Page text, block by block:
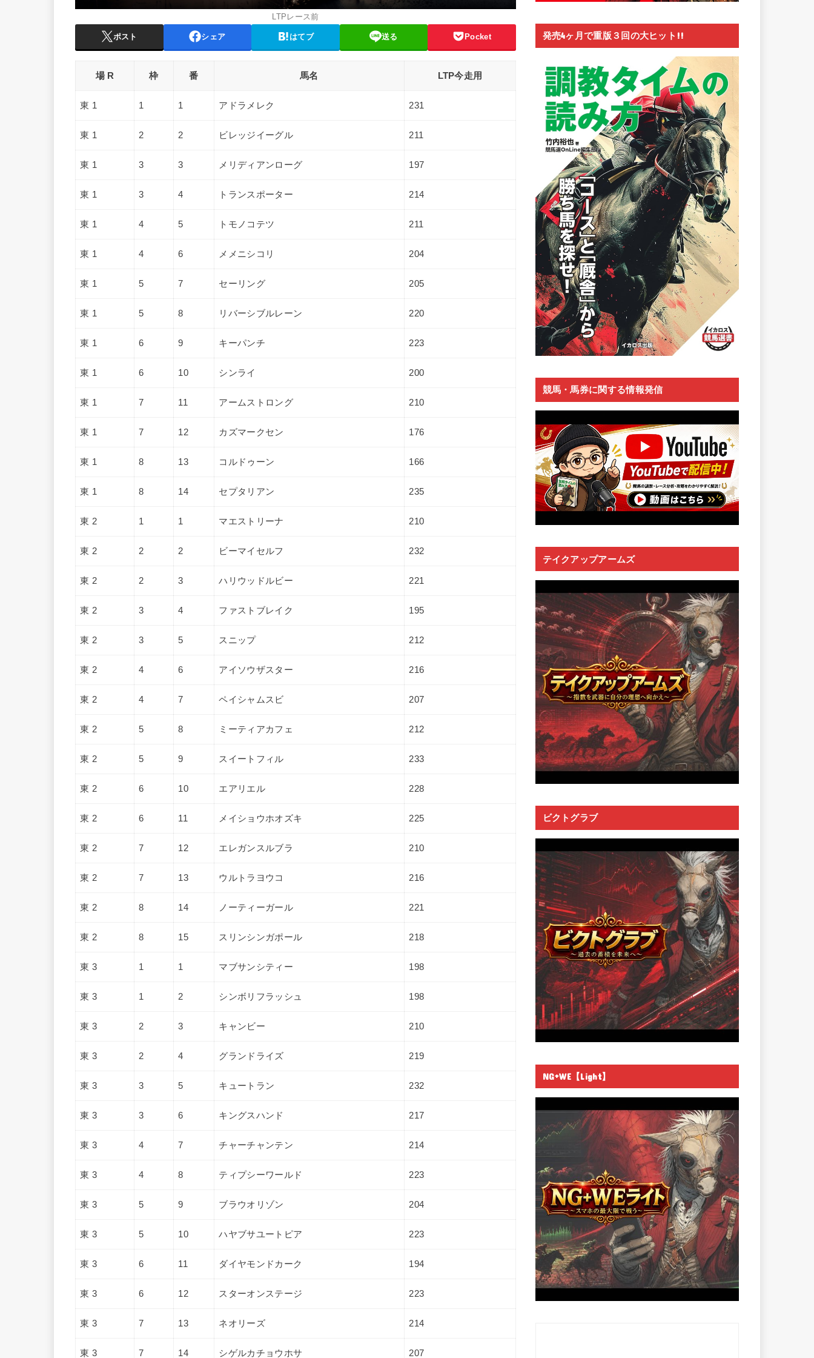
LTPレース前
ポスト シェア はてブ 送る Pocket
場 R 枠 番 馬名 LTP今走用
東 1 1 1 アドラメレク 231
東 1 2 2 ビレッジイーグル 211
東 1 3 3 メリディアンローグ 197
東 1 3 4 トランスポーター 214
東 1 4 5 トモノコテツ 211
東 1 4 6 メメニシコリ 204
東 1 5 7 セーリング 205
東 1 5 8 リバーシブルレーン 220
東 1 6 9 キーパンチ 223
東 1 6 10 シンライ 200
東 1 7 11 アームストロング 210
東 1 7 12 カズマークセン 176
東 1 8 13 コルドゥーン 166
東 1 8 14 セプタリアン 235
東 2 1 1 マエストリーナ 210
東 2 2 2 ビーマイセルフ 232
東 2 2 3 ハリウッドルビー 221
東 2 3 4 ファストブレイク 195
東 2 3 5 スニップ 212
東 2 4 6 アイソウザスター 216
東 2 4 7 ペイシャムスビ 207
東 2 5 8 ミーティアカフェ 212
東 2 5 9 スイートフィル 233
東 2 6 10 エアリエル 228
東 2 6 11 メイショウホオズキ 225
東 2 7 12 エレガンスルブラ 210
東 2 7 13 ウルトラヨウコ 216
東 2 8 14 ノーティーガール 221
東 2 8 15 スリンシンガポール 218
東 3 1 1 マブサンシティー 198
東 3 1 2 シンボリフラッシュ 198
東 3 2 3 キャンビー 210
東 3 2 4 グランドライズ 219
東 3 3 5 キュートラン 232
東 3 3 6 キングスハンド 217
東 3 4 7 チャーチャンテン 214
東 3 4 8 ティプシーワールド 223
東 3 5 9 ブラウオリゾン 204
東 3 5 10 ハヤブサユートピア 223
東 3 6 11 ダイヤモンドカーク 194
東 3 6 12 スターオンステージ 223
東 3 7 13 ネオリーズ 214
東 3 7 14 シゲルカチョウホサ 207
発売4ヶ月で重版３回の大ヒット!!
競馬・馬券に関する情報発信
テイクアップアームズ
ビクトグラブ
NG+WE【Light】